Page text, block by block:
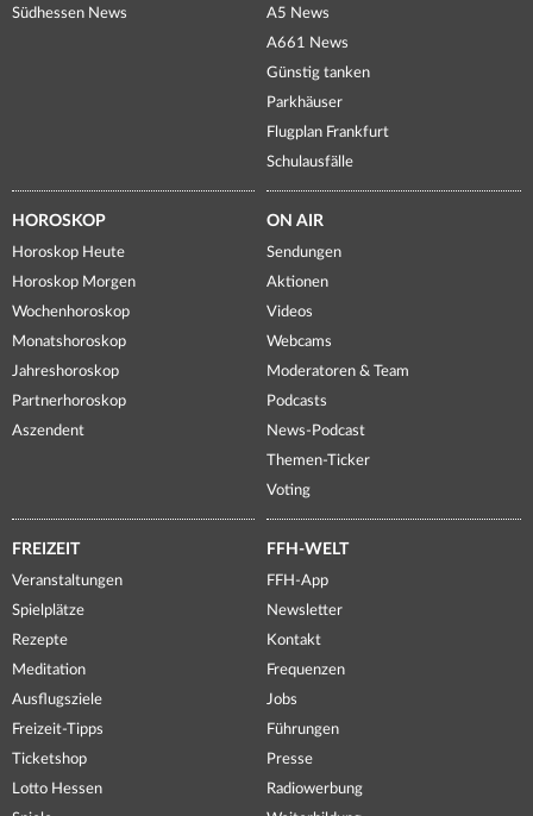
Südhessen News
A5 News
A661 News
Günstig tanken
Parkhäuser
Flugplan Frankfurt
Schulausfälle
HOROSKOP
Horoskop Heute
Horoskop Morgen
Wochenhoroskop
Monatshoroskop
Jahreshoroskop
Partnerhoroskop
Aszendent
ON AIR
Sendungen
Aktionen
Videos
Webcams
Moderatoren & Team
Podcasts
News-Podcast
Themen-Ticker
Voting
FREIZEIT
Veranstaltungen
Spielplätze
Rezepte
Meditation
Ausflugsziele
Freizeit-Tipps
Ticketshop
Lotto Hessen
FFH-WELT
FFH-App
Newsletter
Kontakt
Frequenzen
Jobs
Führungen
Presse
Radiowerbung